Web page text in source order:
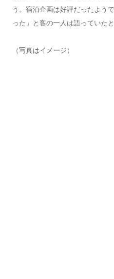
う。宿泊企画は好評だったよう
った」と客の一人は語っていたと
（写真はイメージ）